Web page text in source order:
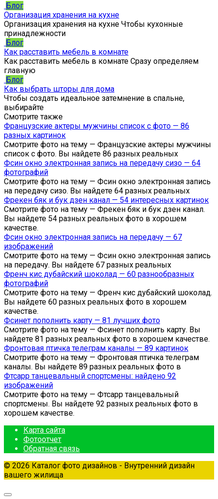
Блог
Организация хранения на кухне
Организация хранения на кухне Чтобы кухонные
принадлежности
Блог
Как расставить мебель в комнате
Как расставить мебель в комнате Сразу определяем
главную
Блог
Как выбрать шторы для дома
Чтобы создать идеальное затемнение в спальне,
выбирайте
Смотрите также
Французские актеры мужчины список с фото — 86
разных картинок
Смотрите фото на тему — Французские актеры мужчины
список с фото. Вы найдете 86 разных реальных
Фсин окно электронная запись на передачу сизо — 64
фотографий
Смотрите фото на тему — Фсин окно электронная запись
на передачу сизо. Вы найдете 64 разных реальных
Фрекен бяк и бук дзен канал — 54 интересных картинок
Смотрите фото на тему — Фрекен бяк и бук дзен канал.
Вы найдете 54 разных реальных фото в хорошем
качестве.
Фсин окно электронная запись на передачу — 67
изображений
Смотрите фото на тему — Фсин окно электронная запись
на передачу. Вы найдете 67 разных реальных
Френч кис дубайский шоколад — 60 разнообразных
фотографий
Смотрите фото на тему — Френч кис дубайский шоколад.
Вы найдете 60 разных реальных фото в хорошем
качестве.
Фсинет пополнить карту — 81 лучших фото
Смотрите фото на тему — Фсинет пополнить карту. Вы
найдете 81 разных реальных фото в хорошем качестве.
Фронтовая птичка телеграм каналы — 89 картинок
Смотрите фото на тему — Фронтовая птичка телеграм
каналы. Вы найдете 89 разных реальных фото в
Фтсарр танцевальный спортсмены: найдено 92
изображений
Смотрите фото на тему — Фтсарр танцевальный
спортсмены. Вы найдете 92 разных реальных фото в
хорошем качестве.
Карта сайта
Фотоотчет
Обратная связь
© 2026 Каталог фото дизайнов - Внутренний дизайн
вашего жилища